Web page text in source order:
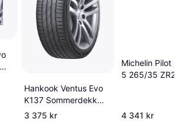
Hankook Ventus Evo
K137 Sommerdekk
265 30R22
3 375 kr
Michelin Pilot
5 265/35
4 341 kr